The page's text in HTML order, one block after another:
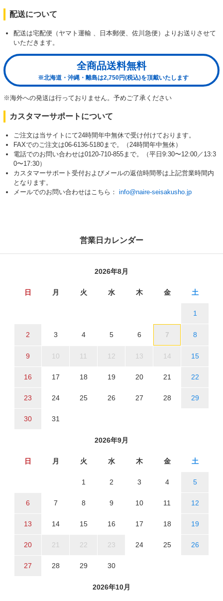
配送について
配送は宅配便（ヤマト運輸 、日本郵便、佐川急便）よりお送りさせて
いただきます。
全商品送料無料
※北海道・沖縄・離島は2,750円(税込)を頂戴いたします
※海外への発送は行っておりません。予めご了承ください
カスタマーサポートについて
ご注文は当サイトにて24時間年中無休で受け付けております。
FAXでのご注文は06-6136-5180まで。（24時間年中無休）
電話でのお問い合わせは0120-710-855まで。（平日9:30〜12:00／13:3
0〜17:30）
カスタマーサポート受付およびメールの返信時間帯は上記営業時間内
となります。
メールでのお問い合わせはこちら： info@naire-seisakusho.jp
営業日カレンダー
2026年8月
日 月 火 水 木 金 土
1
2 3 4 5 6 7 8
9 10 11 12 13 14 15
16 17 18 19 20 21 22
23 24 25 26 27 28 29
30 31
2026年9月
日 月 火 水 木 金 土
1 2 3 4 5
6 7 8 9 10 11 12
13 14 15 16 17 18 19
20 21 22 23 24 25 26
27 28 29 30
2026年10月